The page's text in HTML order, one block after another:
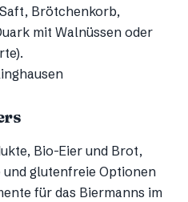
Brötchenkorb,
mit Walnüssen oder
Bio-Eier und Brot,
glutenfreie Optionen
für das Biermanns im